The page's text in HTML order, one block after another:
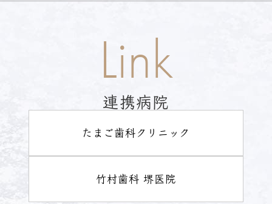
Link
連携病院
たまご歯科クリニック
竹村歯科 堺医院